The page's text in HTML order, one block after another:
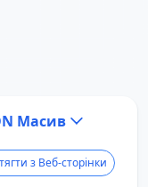
Масив
з Веб-сторінки